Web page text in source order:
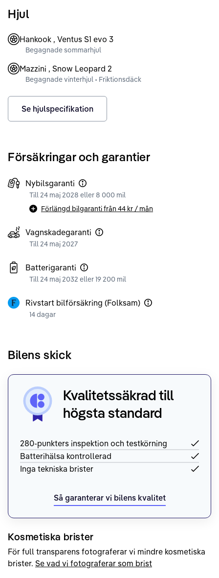
Hjul
Hankook , Ventus S1 evo 3
Begagnade sommarhjul
Mazzini , Snow Leopard 2
Begagnade vinterhjul • Friktionsdäck
Se hjulspecifikation
Försäkringar och garantier
Nybilsgaranti
Till 24 maj 2028 eller 8 000 mil
Förlängd bilgaranti från 44 kr / mån
Vagnskadegaranti
Till 24 maj 2027
Batterigaranti
Till 24 maj 2032 eller 19 200 mil
Rivstart bilförsäkring (Folksam)
14 dagar
Bilens skick
Kvalitetssäkrad till
högsta standard
280-punkters inspektion och testkörning
Batterihälsa kontrollerad
Inga tekniska brister
Så garanterar vi bilens kvalitet
Kosmetiska brister
För full transparens fotograferar vi mindre kosmetiska
brister. Se vad vi fotograferar som brist